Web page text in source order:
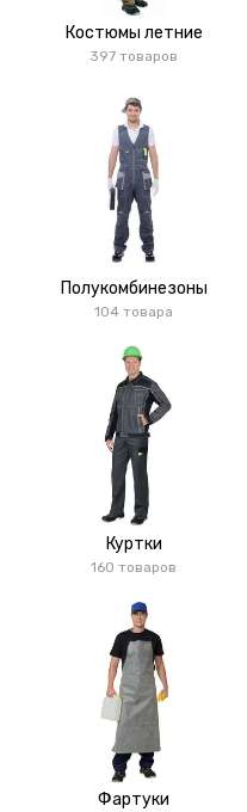
Костюмы летние
397 товаров
Полукомбинезоны
104 товара
Куртки
160 товаров
Фартуки